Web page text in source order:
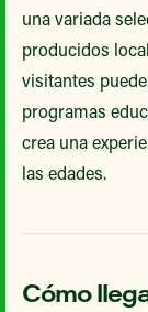
una variada
producidos
visitantes
programas
crea una
las edades.
Cómo